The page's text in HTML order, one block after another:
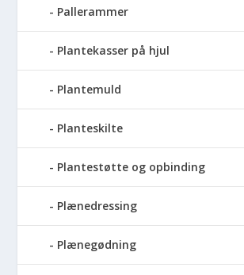
Pallerammer
Plantekasser på hjul
Plantemuld
Planteskilte
Plantestøtte og opbinding
Plænedressing
Plænegødning